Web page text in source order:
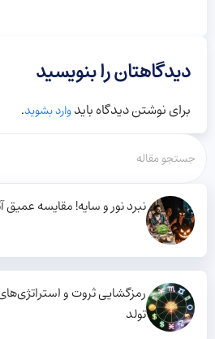
دیدگاهتان را بنویسید
برای نوشتن دیدگاه بایدوارد بشوید.
نبرد نور و سایه! مقایسه
رمزگشایی ثروت و
تولد